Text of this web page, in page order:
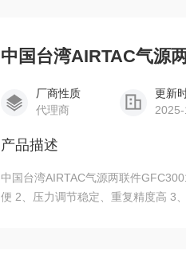
中国台湾AIRTAC气源
厂商性质
代理商
更新
产品描述
中国台湾AIRTAC气源两联件
便 2、压力调节稳定、重复精度高 3